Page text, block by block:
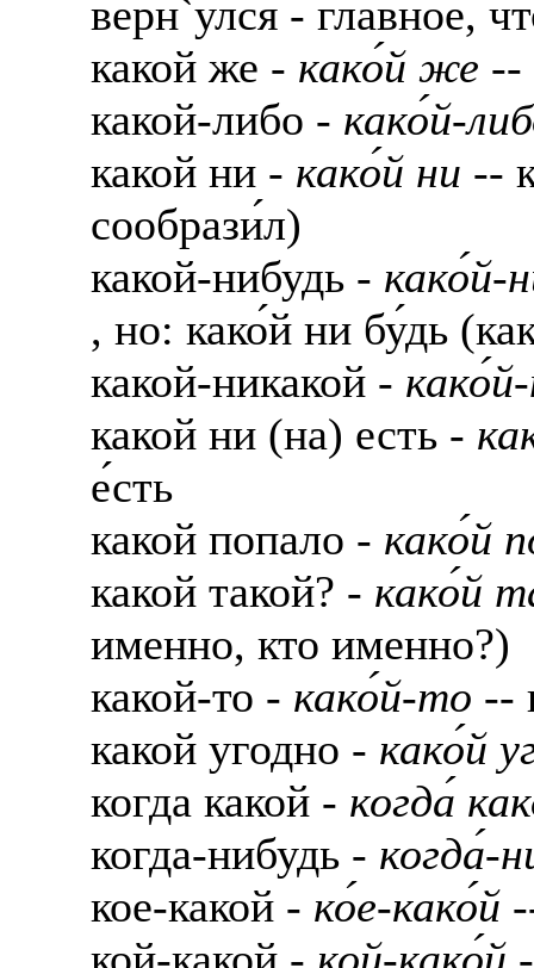
верн`улся - гла́вное,
какой же - како́й же --
какой-либо - како́й-
какой ни - како́й ни --
сообрази́л)
какой-нибудь - како́й-
, но: како́й ни бу́дь
какой-никакой -
какой ни (на) есть -
е́сть
какой попало - како́й
какой такой? - како́й
именно, кто именно?)
какой-то - како́й-то --
какой угодно - како́й
когда какой - когда́
когда-нибудь - когда́-
кое-какой - ко́е-како́й